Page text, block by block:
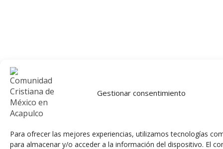
Gestionar consentimiento
Para ofrecer las mejores experiencias, utilizamos tecnologías
para almacenar y/o acceder a la información del dispositivo. El